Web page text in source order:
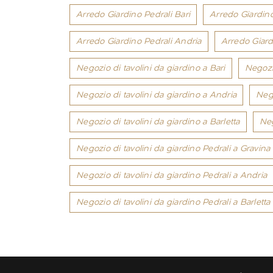
Arredo Giardino Pedrali Bari Arredo
Arredo Giardino Pedrali Andria Arredo
Negozio di tavolini da giardino a Bari
Negozio di tavolini da giardino a Andria
Negozio di tavolini da giardino a Barletta
Negozio di tavolini da giardino Pedrali a Gravina
Negozio di tavolini da giardino Pedrali a Andria
Negozio di tavolini da giardino Pedrali a Barletta